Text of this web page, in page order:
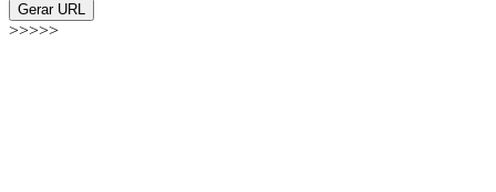
Gerar URL
>>>>>